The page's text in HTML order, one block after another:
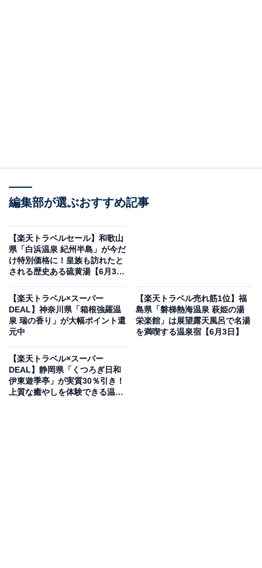
御宿 結の庄（画像出典：楽天トラベル）
と、実質30％オフで宿泊可能です。
楽天トラベルでホテルを見る
編集部が選ぶおすすめ記事
【楽天トラベルセール】和歌山
県「白浜温泉 紀州半島」が今だ
け特別価格に！皇族も訪れたと
される歴史ある硫黄湯【6月3
【楽天トラベル×スーパー
DEAL】神奈川県「箱根強羅温
泉 瑞の香り」が大幅ポイント還
元中
【楽天トラベル売れ筋1位】福
島県「磐梯熱海温泉 萩姫の湯
栄楽館」は展望露天風呂で名湯
を満喫する温泉宿【6月3日】
【楽天トラベル×スーパー
DEAL】静岡県「くつろぎ日和
伊東遊季亭」が実質30％引き！
上質な癒やしを体験できる温泉